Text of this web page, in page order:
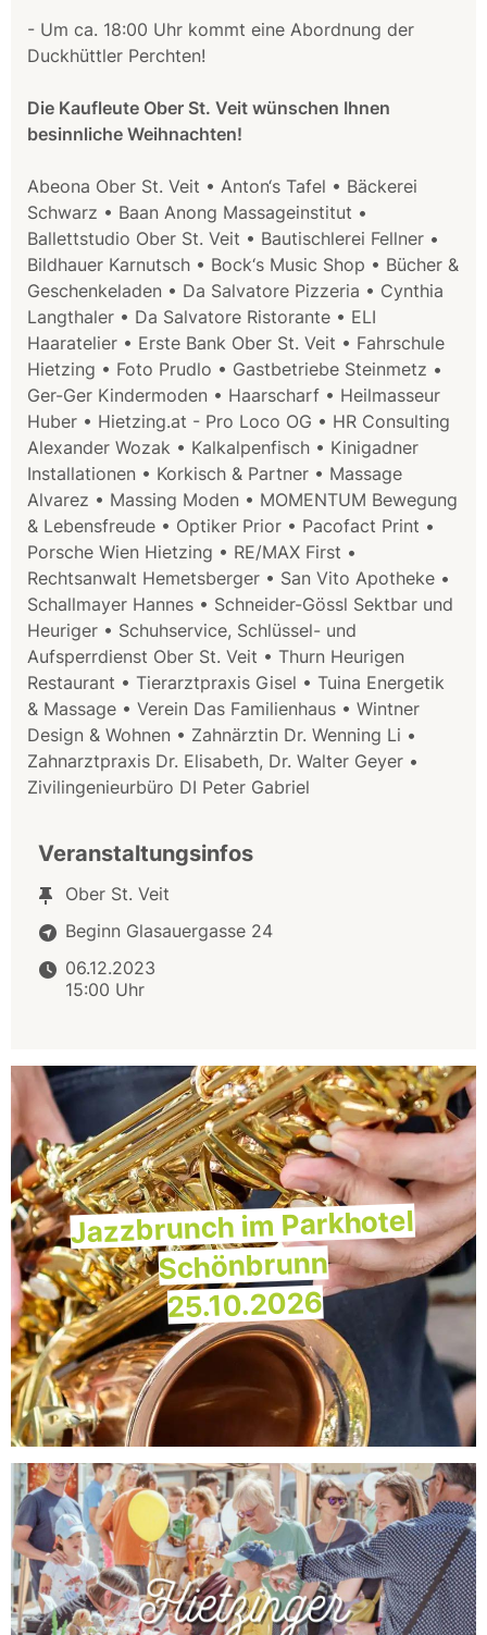
- Um ca. 18:00 Uhr kommt eine Abordnung der
Duckhüttler Perchten!
Die Kaufleute Ober St. Veit wünschen Ihnen
besinnliche Weihnachten!
Abeona Ober St. Veit • Anton‘s Tafel • Bäckerei
Schwarz • Baan Anong Massageinstitut •
Ballettstudio Ober St. Veit • Bautischlerei Fellner •
Bildhauer Karnutsch • Bock‘s Music Shop • Bücher &
Geschenkeladen • Da Salvatore Pizzeria • Cynthia
Langthaler • Da Salvatore Ristorante • ELI
Haaratelier • Erste Bank Ober St. Veit • Fahrschule
Hietzing • Foto Prudlo • Gastbetriebe Steinmetz •
Ger-Ger Kindermoden • Haarscharf • Heilmasseur
Huber • Hietzing.at - Pro Loco OG • HR Consulting
Alexander Wozak • Kalkalpenfisch • Kinigadner
Installationen • Korkisch & Partner • Massage
Alvarez • Massing Moden • MOMENTUM Bewegung
& Lebensfreude • Optiker Prior • Pacofact Print •
Porsche Wien Hietzing • RE/MAX First •
Rechtsanwalt Hemetsberger • San Vito Apotheke •
Schallmayer Hannes • Schneider-Gössl Sektbar und
Heuriger • Schuhservice, Schlüssel- und
Aufsperrdienst Ober St. Veit • Thurn Heurigen
Restaurant • Tierarztpraxis Gisel • Tuina Energetik
& Massage • Verein Das Familienhaus • Wintner
Design & Wohnen • Zahnärztin Dr. Wenning Li •
Zahnarztpraxis Dr. Elisabeth, Dr. Walter Geyer •
Zivilingenieurbüro DI Peter Gabriel
Veranstaltungsinfos
Ober St. Veit
Beginn Glasauergasse 24
06.12.2023
15:00 Uhr
Jazzbrunch im Parkhotel
Schönbrunn
25.10.2026